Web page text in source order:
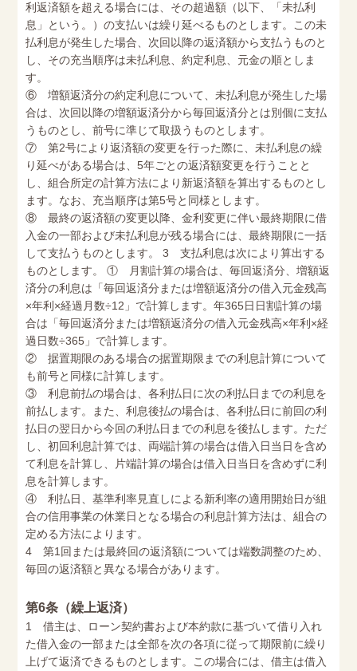
利返済額を超える場合には、その超過額（以下、「未払利
息」という。）の支払いは繰り延べるものとします。この未
払利息が発生した場合、次回以降の返済額から支払うものと
し、その充当順序は未払利息、約定利息、元金の順としま
す。
⑥ 増額返済分の約定利息について、未払利息が発生した場
合は、次回以降の増額返済分から毎回返済分とは別個に支払
うものとし、前号に準じて取扱うものとします。
⑦ 第2号により返済額の変更を行った際に、未払利息の繰
り延べがある場合は、5年ごとの返済額変更を行うことと
し、組合所定の計算方法により新返済額を算出するものとし
ます。なお、充当順序は第5号と同様とします。
⑧ 最終の返済額の変更以降、金利変更に伴い最終期限に借
入金の一部および未払利息が残る場合には、最終期限に一括
して支払うものとします。 3 支払利息は次により算出する
ものとします。 ① 月割計算の場合は、毎回返済分、増額返
済分の利息は「毎回返済分または増額返済分の借入元金残高
×年利×経過月数÷12」で計算します。年365日日割計算の場
合は「毎回返済分または増額返済分の借入元金残高×年利×経
過日数÷365」で計算します。
② 据置期限のある場合の据置期限までの利息計算について
も前号と同様に計算します。
③ 利息前払の場合は、各利払日に次の利払日までの利息を
前払します。また、利息後払の場合は、各利払日に前回の利
払日の翌日から今回の利払日までの利息を後払します。ただ
し、初回利息計算では、両端計算の場合は借入日当日を含め
て利息を計算し、片端計算の場合は借入日当日を含めずに利
息を計算します。
④ 利払日、基準利率見直しによる新利率の適用開始日が組
合の信用事業の休業日となる場合の利息計算方法は、組合の
定める方法によります。
4 第1回または最終回の返済額については端数調整のため、
毎回の返済額と異なる場合があります。
第6条（繰上返済）
1 借主は、ローン契約書および本約款に基づいて借り入れ
た借入金の一部または全部を次の各項に従って期限前に繰り
上げて返済できるものとします。この場合には、借主は借入